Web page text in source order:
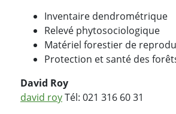
Inventaire dendrométrique
Relevé phytosociologique
Matériel forestier de
Protection et santé des
David Roy
david royTél: 021 316 60 31